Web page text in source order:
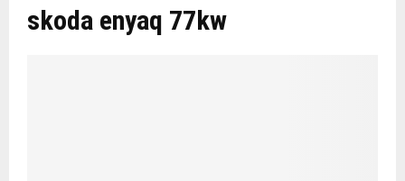
skoda enyaq 77kw